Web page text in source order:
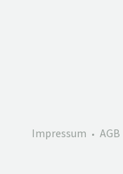
Impressum AGB